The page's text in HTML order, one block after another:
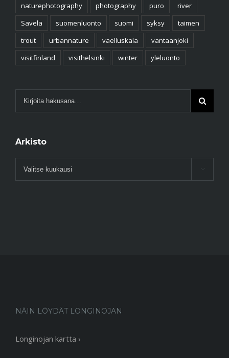
naturephotography
photography puro
river
Savela
suomenluonto suomi syksy
taimen
trout
urbannature vaelluskala
vantaanjoki
visitfinland
visithelsinki winter yleluonto
Arkisto
Arkisto
NÄIN LÖYDÄT LONGINOJAN
Longinojan kartta ›